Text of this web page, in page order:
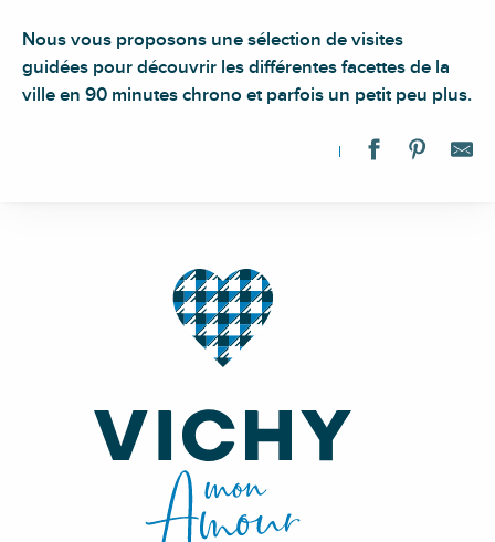
Nous vous proposons une sélection de visites
guidées pour découvrir les différentes facettes de la
ville en 90 minutes chrono et parfois un petit peu plus.
Visite guidée "Les Secrets du Parc des Sources"
Visite guidée : "Belles Villas : architectures de villégiatures,
Visite guidée l'invincible Billy
Visite guidée • Souterrains de Cusset
Visite guidée : "Second Empire, Belle Époque, Âge d'Or de
Visite guidée : "Vichy, Capitale de l'Etat français 40/44"
Visite guidée : "Salle de l'Opéra de Vichy"
Visite guidée : "Dans les pas de Francis Chigot à Vichy, de
Visite guidée : "Histoire d'eaux, Vichy : 2 000 ans de